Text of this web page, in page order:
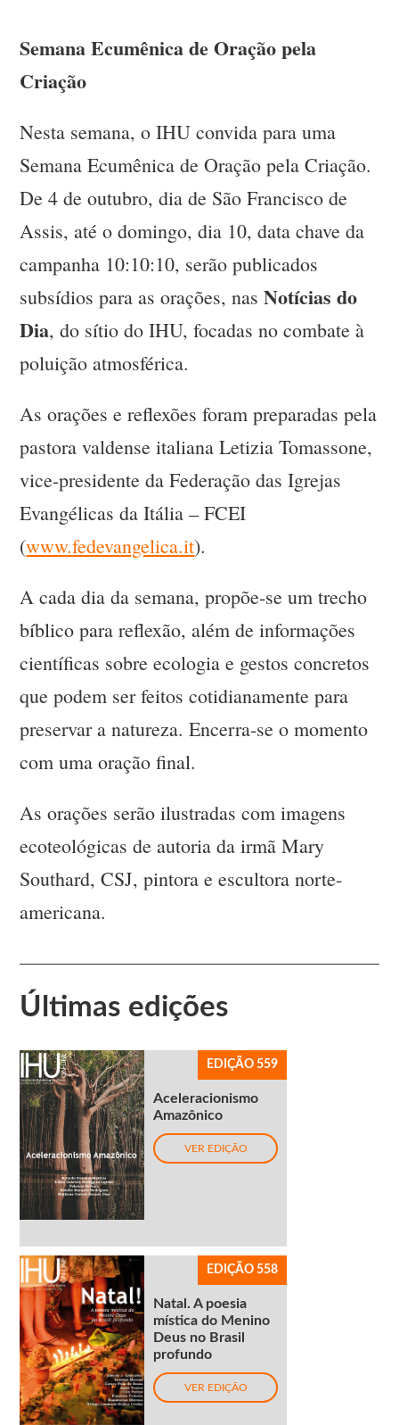
Semana Ecumênica de Oração pela
Criação
Nesta semana, o IHU convida para uma
Semana Ecumênica de Oração pela Criação.
De 4 de outubro, dia de São Francisco de
Assis, até o domingo, dia 10, data chave da
campanha 10:10:10, serão publicados
subsídios para as orações, nasNotícias do
Dia, do sítio do IHU, focadas no combate à
poluição atmosférica.
As orações e reflexões foram preparadas pela
pastora valdense italiana Letizia Tomassone,
vice-presidente da Federação das Igrejas
Evangélicas da Itália – FCEI
(www.fedevangelica.it).
A cada dia da semana, propõe-se um trecho
bíblico para reflexão, além de informações
científicas sobre ecologia e gestos concretos
que podem ser feitos cotidianamente para
preservar a natureza. Encerra-se o momento
com uma oração final.
As orações serão ilustradas com imagens
ecoteológicas de autoria da irmã Mary
Southard, CSJ, pintora e escultora norte-
americana.
Últimas edições
EDIÇÃO 559
Aceleracionismo
Amazônico
VER EDIÇÃO
EDIÇÃO 558
Natal. A poesia
mística do Menino
Deus no Brasil
profundo
VER EDIÇÃO